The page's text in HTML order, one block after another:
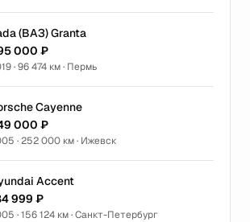
(ВАЗ) Granta
000 ₽
· 96 474 км · Пермь
Cayenne
000 ₽
· 252 000 км · Ижевск
Accent
999 ₽
· 156 124 км · Санкт-Петербург